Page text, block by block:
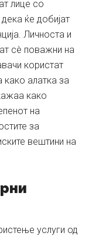
лице со
ќе добијат
Личноста и
сè поважни на
користат
како алатка за
како
на
за
вештини на
услуги од